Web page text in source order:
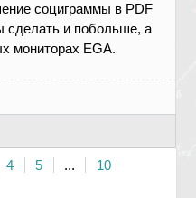
социграммы в PDF
и побольше, а
мониторах EGA.
4 5 ...
10